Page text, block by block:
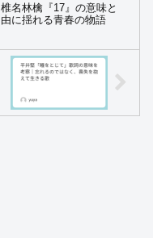
椎名林檎『17』の意味と
に揺れる青春の物語